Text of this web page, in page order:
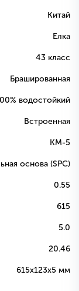
Китай
Елка
43 класс
Брашированная
водостойкий
Встроенная
КМ-5
основа (SPC)
0.55
615
5.0
20.46
615х123х5 мм